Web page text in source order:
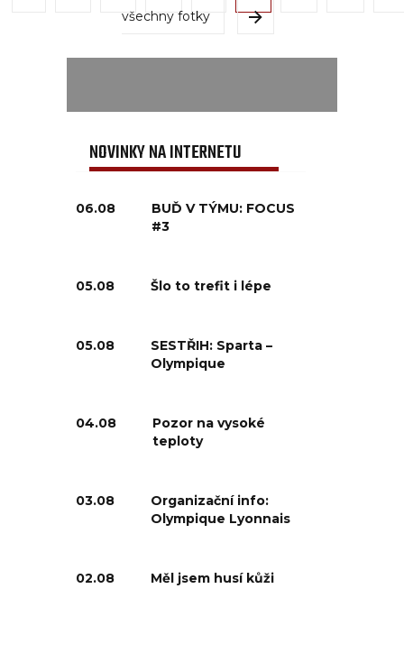
všechny fotky
NOVINKY NA INTERNETU
06.08
BUĎ V TÝMU: FOCUS
#3
05.08 Šlo to trefit i lépe
05.08
SESTŘIH: Sparta –
Olympique
04.08
Pozor na vysoké
teploty
03.08
Organizační info:
Olympique Lyonnais
02.08 Měl jsem husí kůži